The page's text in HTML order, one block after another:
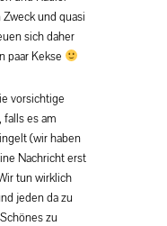
und quasi
sich daher
paar Kekse
vorsichtige
es am
(wir haben
Nachricht erst
tun wirklich
jeden da zu
zu